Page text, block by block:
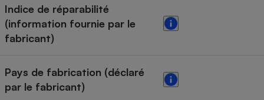
Indice de réparabilité
(information fournie par le
fabricant)
Pays de fabrication (déclaré
par le fabricant)